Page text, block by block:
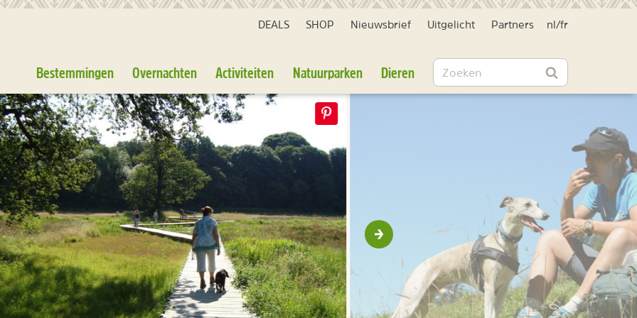
DEALS SHOP Nieuwsbrief Uitgelicht Partners nl /fr
Bestemmingen Overnachten Activiteiten Natuurparken Dieren Zoeken
Zoeken
Volgende